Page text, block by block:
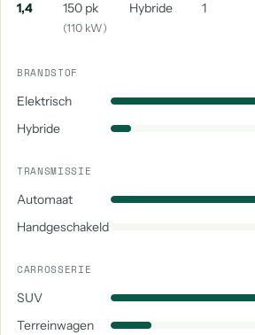
1,4 150 pk
(110 kW)
Hybride 1
BRANDSTOF
Elektrisch
Hybride
TRANSMISSIE
Automaat
Handgeschakeld
CARROSSERIE
SUV
Terreinwagen